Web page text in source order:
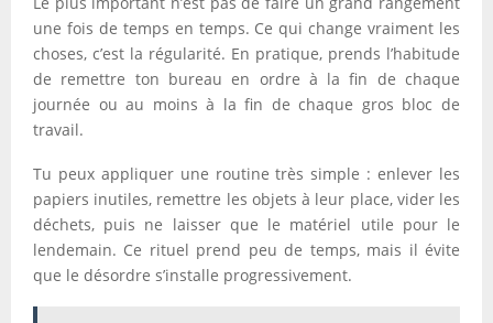
une fois de temps en temps. Ce qui change vraiment les
choses, c’est la régularité. En pratique, prends l’habitude
de remettre ton bureau en ordre à la fin de chaque
journée ou au moins à la fin de chaque gros bloc de
travail.
Tu peux appliquer une routine très simple : enlever les
papiers inutiles, remettre les objets à leur place, vider les
déchets, puis ne laisser que le matériel utile pour le
lendemain. Ce rituel prend peu de temps, mais il évite
que le désordre s’installe progressivement.